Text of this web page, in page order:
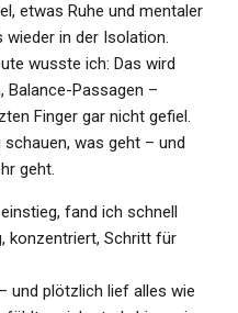
etwas Ruhe und mentaler
in der Isolation.
wusste ich: Das wird
Balance-Passagen –
Finger gar nicht gefiel.
was geht – und
geht.
fand ich schnell
konzentriert, Schritt für
und plötzlich lief alles wie